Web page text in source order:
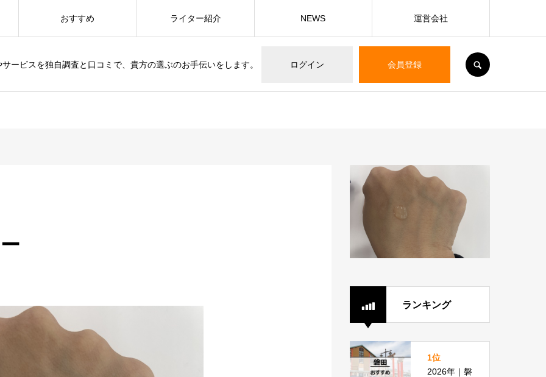
ービスを独自調査と口コミで、貴方の選ぶのお手伝いをします。 ログイン 会員登録
おすすめ ライター紹介 NEWS 運営会社
ランキング
1位
2026年｜磐